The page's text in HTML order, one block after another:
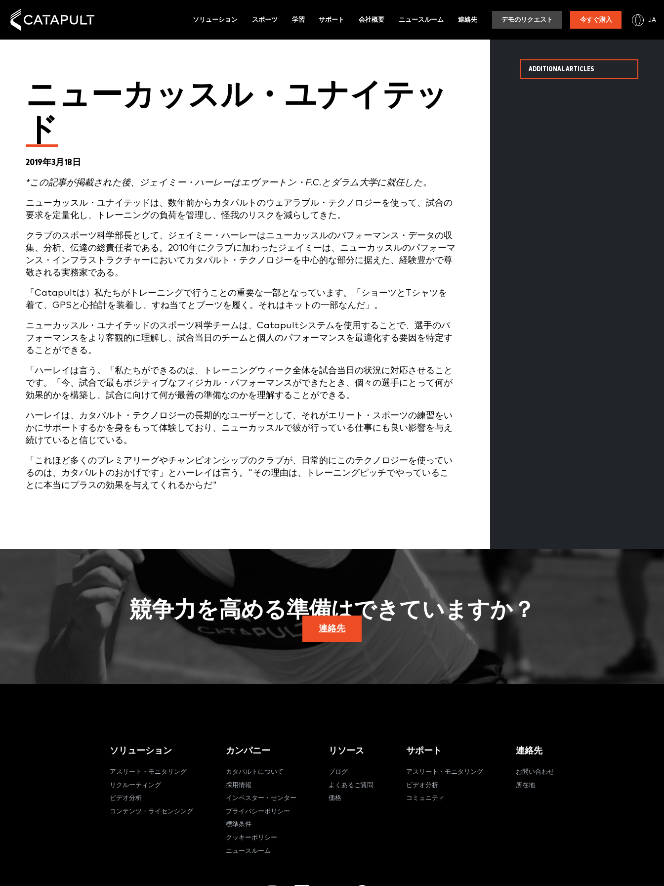
ソリューション スポーツ 学習 サポート 会社概要 ニュースルーム 連絡先 デモのリクエスト 今すぐ購入 JA
ニューカッスル・ユナイテッ
ド
2019年3月18日
*この記事が掲載された後、ジェイミー・ハーレーはエヴァートン・F.C.とダラム大学に就任した。
ニューカッスル・ユナイテッドは、数年前からカタパルトのウェアラブル・テクノロジーを使って、試合の
要求を定量化し、トレーニングの負荷を管理し、怪我のリスクを減らしてきた。
クラブのスポーツ科学部長として、ジェイミー・ハーレーはニューカッスルのパフォーマンス・データの収
集、分析、伝達の総責任者である。2010年にクラブに加わったジェイミーは、ニューカッスルのパフォーマ
ンス・インフラストラクチャーにおいてカタパルト・テクノロジーを中心的な部分に据えた、経験豊かで尊
敬される実務家である。
「Catapultは）私たちがトレーニングで行うことの重要な一部となっています。「ショーツとTシャツを
着て、GPSと心拍計を装着し、すね当てとブーツを履く。それはキットの一部なんだ」。
ニューカッスル・ユナイテッドのスポーツ科学チームは、Catapultシステムを使用することで、選手のパ
フォーマンスをより客観的に理解し、試合当日のチームと個人のパフォーマンスを最適化する要因を特定す
ることができる。
「ハーレイは言う。「私たちができるのは、トレーニングウィーク全体を試合当日の状況に対応させること
です。「今、試合で最もポジティブなフィジカル・パフォーマンスができたとき、個々の選手にとって何が
効果的かを構築し、試合に向けて何が最善の準備なのかを理解することができる。
ハーレイは、カタパルト・テクノロジーの長期的なユーザーとして、それがエリート・スポーツの練習をい
かにサポートするかを身をもって体験しており、ニューカッスルで彼が行っている仕事にも良い影響を与え
続けていると信じている。
「これほど多くのプレミアリーグやチャンピオンシップのクラブが、日常的にこのテクノロジーを使ってい
るのは、カタパルトのおかげです」とハーレイは言う。"その理由は、トレーニングピッチでやっているこ
とに本当にプラスの効果を与えてくれるからだ"
ADDITIONAL ARTICLES
競争力を高める準備はできていますか？
連絡先
ソリューション
アスリート・モニタリング
リクルーティング
ビデオ分析
コンテンツ・ライセンシング
カンパニー
カタパルトについて
採用情報
インベスター・センター
プライバシーポリシー
標準条件
クッキーポリシー
ニュースルーム
リソース
ブログ
よくあるご質問
価格
サポート
アスリート・モニタリング
ビデオ分析
コミュニティ
連絡先
お問い合わせ
所在地